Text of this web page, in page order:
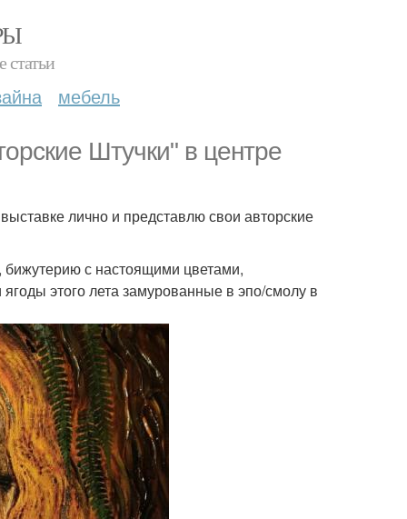
статьи
мебель
Штучки" в центре
лично и представлю свои авторские
бижутерию с настоящими цветами,
этого лета замурованные в эпо/смолу в